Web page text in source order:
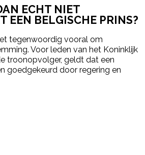
ECHT NIET
EEN BELGISCHE PRINS?
tegenwoordig vooral om
Voor leden van het Koninklijk
troonopvolger, geldt dat een
goedgekeurd door regering en